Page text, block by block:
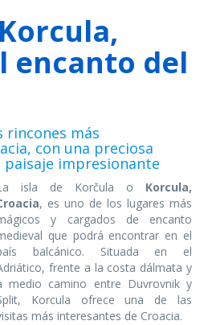
encanto del
rincones más
con una preciosa
paisaje impresionante
isla de Korčula o Korcula,
, es uno de los lugares más
y cargados de encanto
que podrá encontrar en el
balcánico. Situada en el
frente a la costa dálmata y
medio camino entre Duvrovnik y
Korcula ofrece una de las
más interesantes de Croacia.